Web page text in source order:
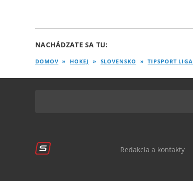
NACHÁDZATE SA TU:
DOMOV » HOKEJ » SLOVENSKO » TIPSPORT LIGA
Redakcia a kontakty